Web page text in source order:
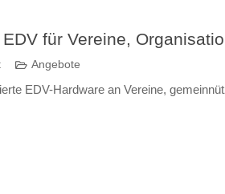
für Vereine,
Angebote
EDV-Hardware an Vereine,